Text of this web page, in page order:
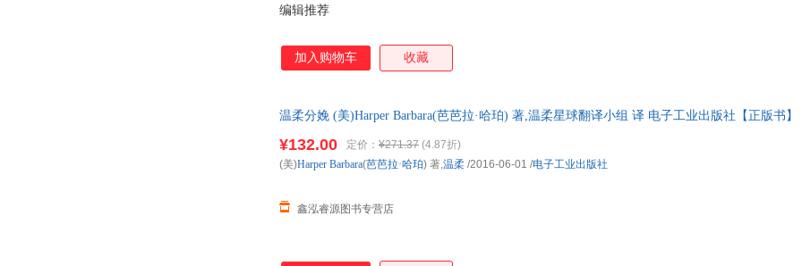
编辑推荐
加入购物车 收藏
温柔分娩 (美)Harper Barbara(芭芭拉·哈珀) 著,温柔星球翻译小组 译 电子工业出版社【正版书
¥132.00 定价： ¥271.37 (4.87折)
鑫泓睿源图书专营店
(美)Harper Barbara(芭芭拉·哈珀) 著,温柔 /2016-06-01 /电子工业出版社